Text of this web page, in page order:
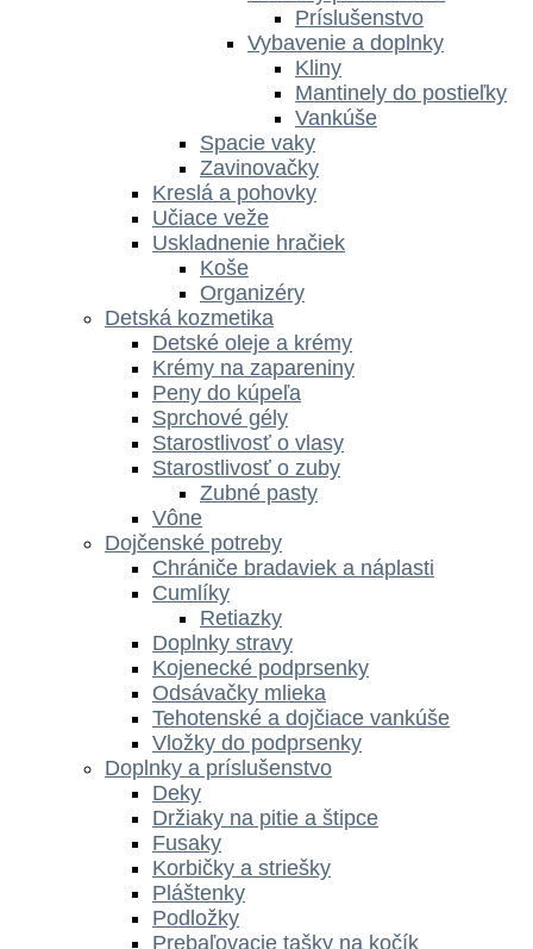
Príslušenstvo
Vybavenie a doplnky
Kliny
Mantinely do postieľky
Vankúše
Spacie vaky
Zavinovačky
Kreslá a pohovky
Učiace veže
Uskladnenie hračiek
Koše
Organizéry
Detská kozmetika
Detské oleje a krémy
Krémy na zapareniny
Peny do kúpeľa
Sprchové gély
Starostlivosť o vlasy
Starostlivosť o zuby
Zubné pasty
Vône
Dojčenské potreby
Chrániče bradaviek a náplasti
Cumlíky
Retiazky
Doplnky stravy
Kojenecké podprsenky
Odsávačky mlieka
Tehotenské a dojčiace vankúše
Vložky do podprsenky
Doplnky a príslušenstvo
Deky
Držiaky na pitie a štipce
Fusaky
Korbičky a striešky
Pláštenky
Podložky
Prebaľovacie tašky na kočík